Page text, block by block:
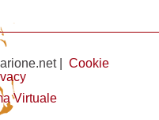
| Cookie
Virtuale